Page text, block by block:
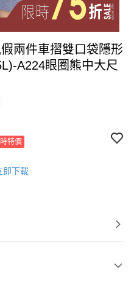
兩件車摺雙口袋隱形
A224眼圈熊中大尺
特價
即下載